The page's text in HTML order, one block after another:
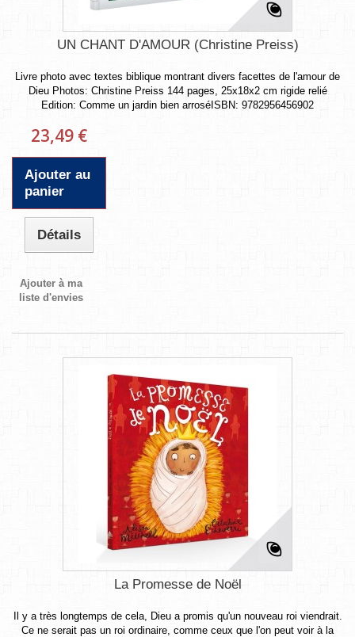
UN CHANT D'AMOUR (Christine Preiss)
Livre photo avec textes biblique montrant divers facettes de l'amour de
Dieu Photos: Christine Preiss 144 pages, 25x18x2 cm rigide relié
Edition: Comme un jardin bien arroséISBN: 9782956456902
23,49 €
Ajouter au
panier
Détails
Ajouter à ma
liste d'envies
La Promesse de Noël
Il y a très longtemps de cela, Dieu a promis qu'un nouveau roi viendrait.
Ce ne serait pas un roi ordinaire, comme ceux que l'on peut voir à la